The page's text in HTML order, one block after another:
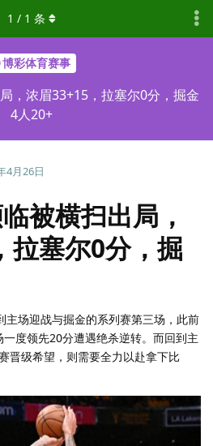
博彩体育赛事
，浓眉33+15，拉塞尔0分，掘金
4人20+
1 / 1 条
4月26日
被横扫出局，
拉塞尔0分，掘
主场迎战与掘金的系列赛第三场，此前
度领先20分遭遇绝杀逆转。而回到主
晋级希望，则需要全力以赴拿下比